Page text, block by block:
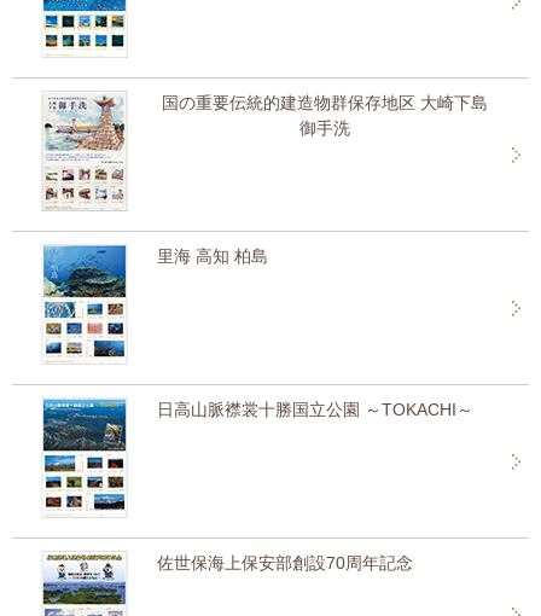
国の重要伝統的建造物群保存地区 大崎下島
御手洗
里海 高知 柏島
日高山脈襟裳十勝国立公園 ～TOKACHI～
佐世保海上保安部創設70周年記念